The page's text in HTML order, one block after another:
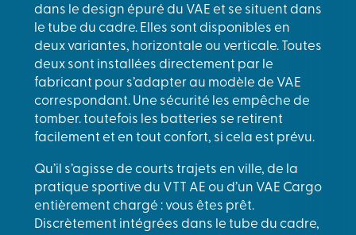
dans le design épuré du VAE et se situent dans
le tube du cadre. Elles sont disponibles en
deux variantes, horizontale ou verticale. Toutes
deux sont installées directement par le
fabricant pour s’adapter au modèle de VAE
correspondant. Une sécurité les empêche de
tomber. toutefois les batteries se retirent
facilement et en tout confort, si cela est prévu.
Qu’il s’agisse de courts trajets en ville, de la
pratique sportive du VTT AE ou d’un VAE Cargo
entièrement chargé : vous êtes prêt.
Discrètement intégrées dans le tube du cadre,